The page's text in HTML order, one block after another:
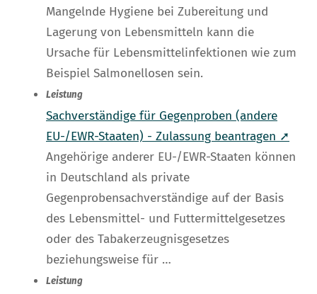
Mangelnde Hygiene bei Zubereitung und
Lagerung von Lebensmitteln kann die
Ursache für Lebensmittelinfektionen wie zum
Beispiel Salmonellosen sein.
Leistung
Sachverständige für Gegenproben (andere
EU-/EWR-Staaten) - Zulassung beantragen ➚
Angehörige anderer EU-/EWR-Staaten können
in Deutschland als private
Gegenprobensachverständige auf der Basis
des Lebensmittel- und Futtermittelgesetzes
oder des Tabakerzeugnisgesetzes
beziehungsweise für …
Leistung